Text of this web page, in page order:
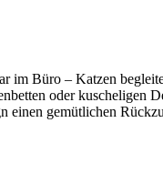
Büro – Katzen
oder kuscheligen
einen gemütlichen